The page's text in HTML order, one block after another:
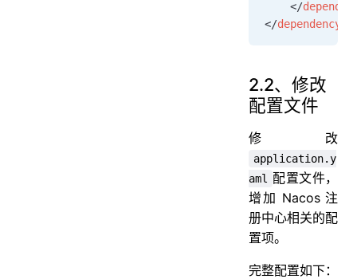
    </
</
2.2、修改
配置文件
修改
application.y
aml
配置文件，
增加 Nacos 注
册中心相关的配
置项。
完整配置如下：